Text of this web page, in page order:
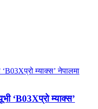
‘B03Xप्रो म्याक्स’